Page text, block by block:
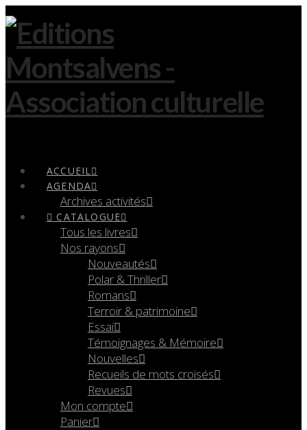
ACCUEIL
AGENDA
Archives activités
CATALOGUE
Tous les livres
Nos rayons
Nouveautés
Polar & Thriller
Romans
Terroir & patrimoine
Essai
Témoignages & Mémoire
Nouvelles
Recueils de mots croisés
Revues
Mon compte
Panier